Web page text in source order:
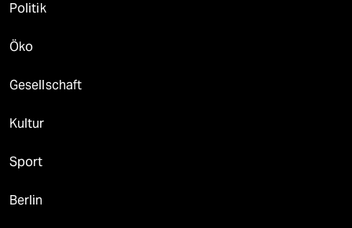
Politik
Öko
Gesellschaft
Kultur
Sport
Berlin